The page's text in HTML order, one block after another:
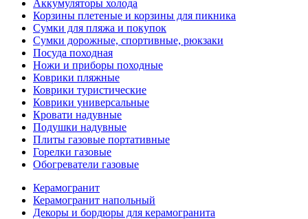
Аккумуляторы холода
Корзины плетеные и корзины для пикника
Сумки для пляжа и покупок
Сумки дорожные, спортивные, рюкзаки
Посуда походная
Ножи и приборы походные
Коврики пляжные
Коврики туристические
Коврики универсальные
Кровати надувные
Подушки надувные
Плиты газовые портативные
Горелки газовые
Обогреватели газовые
Керамогранит
Керамогранит напольный
Декоры и бордюры для керамогранита